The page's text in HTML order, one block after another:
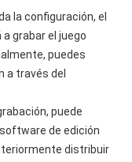
la configuración, el
grabar el juego
puedes
a través del
puede
de edición
distribuir